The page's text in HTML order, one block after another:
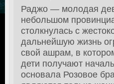
Раджо — молодая
небольшом
столкнулась с
дальнейшую жизнь
свой ашрам, в
дети получают
основала Розовое